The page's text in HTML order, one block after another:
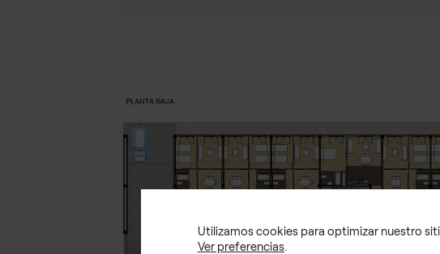
Utilizamos cookies para optimizar nuestro
Ver preferencias.